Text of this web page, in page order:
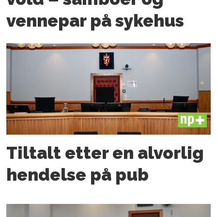
vennepar på sykehus
PLUS
Tiltalt etter en alvorlig
hendelse på pub